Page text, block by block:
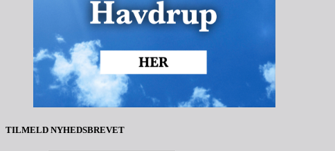
TILMELD NYHEDSBREVET